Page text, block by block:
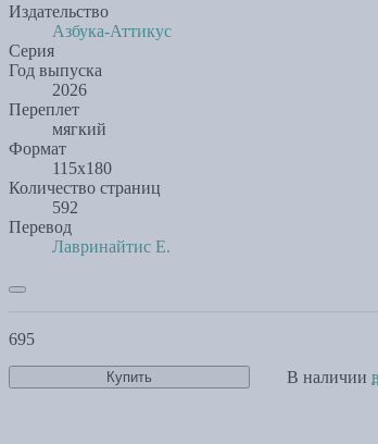
Издательство
Азбука-Аттикус
Серия
Год выпуска
2026
Переплет
мягкий
Формат
115х180
Количество страниц
592
Перевод
Лавринайтис Е.
695
Купить В наличии